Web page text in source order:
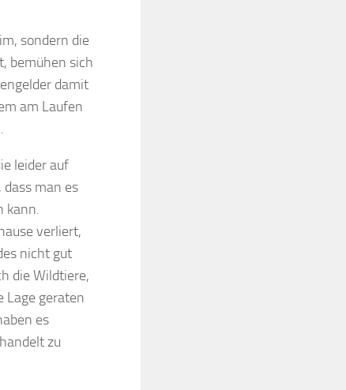
sondern die
bemühen sich
damit
am Laufen
leider auf
man es
kann.
verliert,
nicht gut
die Wildtiere,
Lage geraten
es
zu